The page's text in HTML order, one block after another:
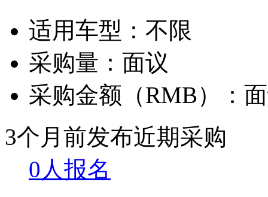
适用车型： 不限
采购量： 面议
采购金额（RMB）：
3个月前发布近期采购
0人报名